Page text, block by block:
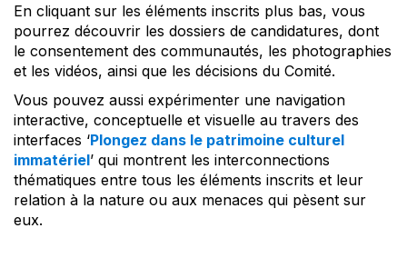
En cliquant sur les éléments inscrits plus bas, vous
pourrez découvrir les dossiers de candidatures, dont
le consentement des communautés, les photographies
et les vidéos, ainsi que les décisions du Comité.
Vous pouvez aussi expérimenter une navigation
interactive, conceptuelle et visuelle au travers des
interfaces ‘Plongez dans le patrimoine culturel
immatériel’ qui montrent les interconnections
thématiques entre tous les éléments inscrits et leur
relation à la nature ou aux menaces qui pèsent sur
eux.